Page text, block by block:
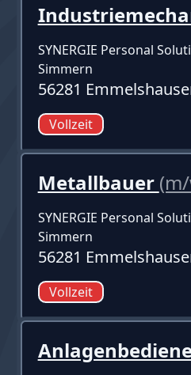
SYNERGIE Personal
Simmern
56281
Vollzeit
Metallbauer
SYNERGIE Personal
Simmern
56281
Vollzeit